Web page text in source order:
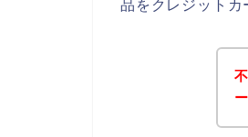
品をクレジットカ